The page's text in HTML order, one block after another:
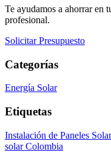
Te ayudamos a ahorrar en
profesional.
Solicitar Presupuesto
Categorías
Energía Solar
Etiquetas
Instalación de Paneles
solar Colombia